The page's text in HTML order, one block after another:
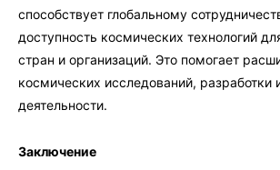
способствует глобальному
доступность космических технологий
стран и организаций. Это помогает
космических исследований,
деятельности.
Заключение